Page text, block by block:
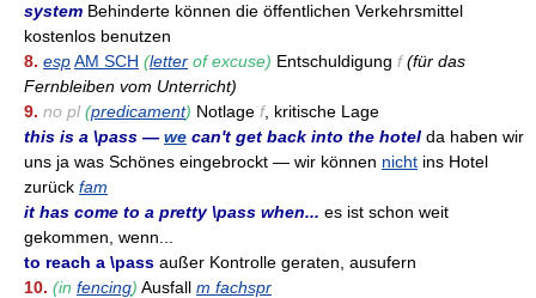
system Behinderte können die öffentlichen Verkehrsmittel
kostenlos benutzen
8. espAM SCH (letter of excuse) Entschuldigung f(für das
Fernbleiben vom Unterricht)
9. no pl (predicament) Notlage f, kritische Lage
this is a \pass — we can't get back into the hotel da haben wir
uns ja was Schönes eingebrockt — wir können nicht ins Hotel
zurück fam
it has come to a pretty \pass when... es ist schon weit
gekommen, wenn...
to reach a \pass außer Kontrolle geraten, ausufern
10. (in fencing) Ausfall m fachspr